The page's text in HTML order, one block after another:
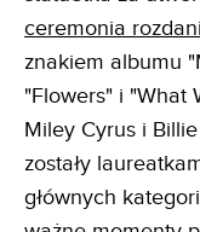
ceremonia
znakiem albumu
"Flowers" i "What
Miley Cyrus i
zostały
głównych